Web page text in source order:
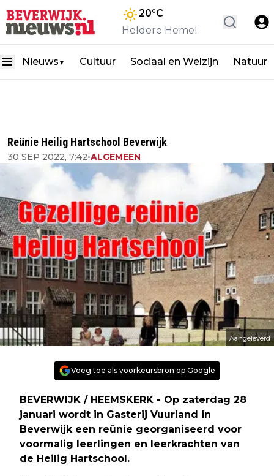
20°C
Heldere Hemel
Nieuws ▼ Cultuur Sociaal en Welzijn Natuur
Reünie Heilig Hartschool Beverwijk
30 SEP 2022, 7:42•ALGEMEEN
Aangeleverd
Voeg toe als voorkeursbron op Google
BEVERWIJK / HEEMSKERK - Op zaterdag 28
januari wordt in Gasterij Vuurland in
Beverwijk een reünie georganiseerd voor
voormalig leerlingen en leerkrachten van
de Heilig Hartschool.